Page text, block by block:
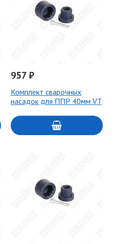
957 ₽
Комплект сварочных
насадок для ППР 40мм VT